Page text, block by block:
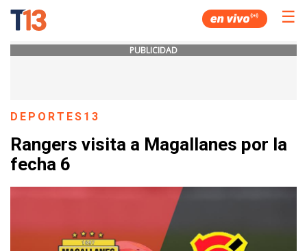
☰
PUBLICIDAD
DEPORTES13
Rangers visita a Magallanes por la
fecha 6